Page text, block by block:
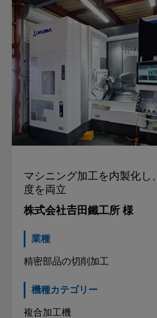
マシニング加工を内製化し、
度を両立
株式会社𠮷田鐵工所 様
業種
精密部品の切削加工
機種カテゴリー
複合加工機